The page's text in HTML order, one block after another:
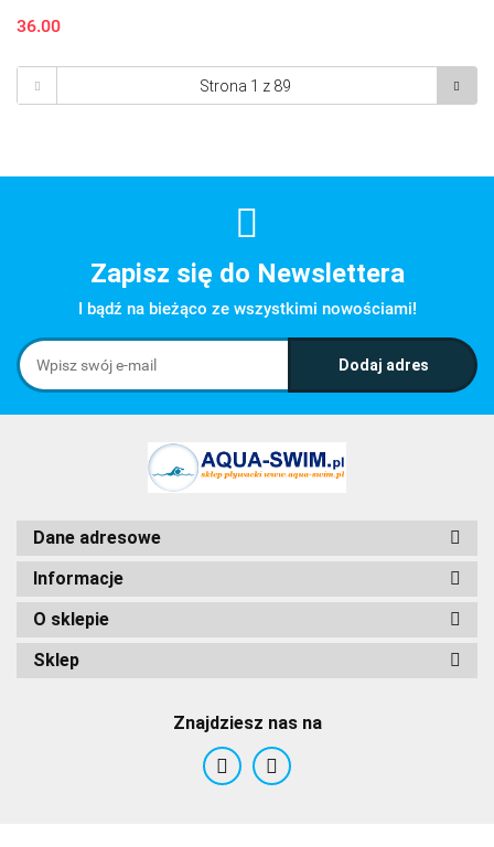
36.00
Zapisz się do Newslettera
I bądź na bieżąco ze wszystkimi nowościami!
Dane adresowe
Informacje
O sklepie
Sklep
Znajdziesz nas na